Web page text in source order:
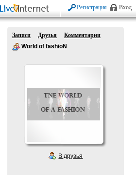
Регистрация Вход
Записи Друзья
Комментарии
World of fashioN
В друзья